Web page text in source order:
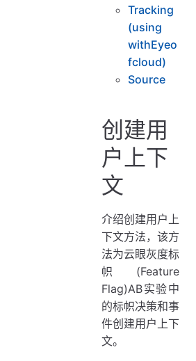
Tracking
(using
withEyeo
fcloud)
Source
创建用
户上下
文
介绍创建用户上
下文方法，该方
法为云眼灰度标
帜(Feature
Flag)AB实验中
的标帜决策和事
件创建用户上下
文。